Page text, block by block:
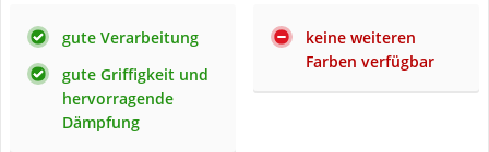
gute Verarbeitung
gute Griffigkeit und
hervorragende
Dämpfung
keine weiteren
Farben verfügbar